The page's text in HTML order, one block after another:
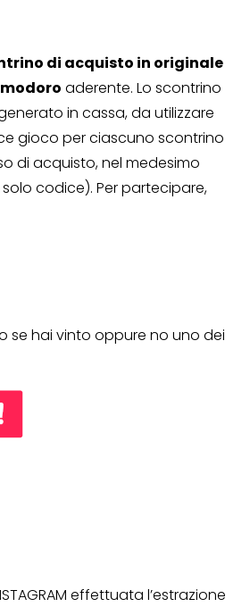
di acquisto in originale
aderente. Lo scontrino
in cassa, da utilizzare
gioco per ciascuno scontrino
di acquisto, nel medesimo
codice). Per partecipare,
se hai vinto oppure no uno dei
effettuata l’estrazione
Operazione a premio
“LA SVOLTA IN CUCINA
2022”